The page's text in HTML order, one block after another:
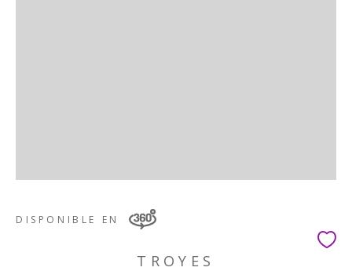
DISPONIBLE EN
TROYES